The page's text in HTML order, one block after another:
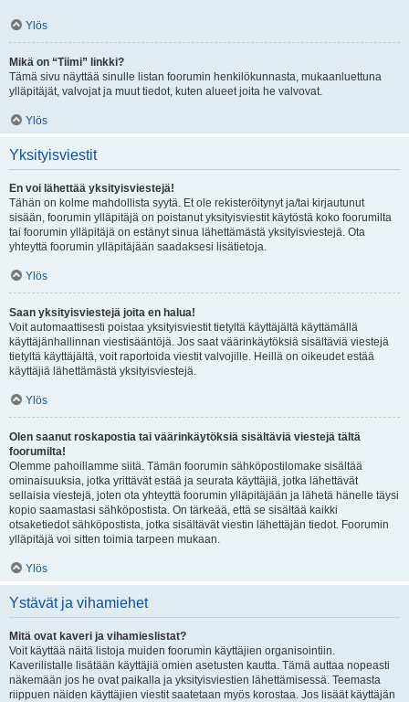
Ylös
Mikä on “Tiimi” linkki?
Tämä sivu näyttää sinulle listan foorumin henkilökunnasta, mukaanluettuna
ylläpitäjät, valvojat ja muut tiedot, kuten alueet joita he valvovat.
Ylös
Yksityisviestit
En voi lähettää yksityisviestejä!
Tähän on kolme mahdollista syytä. Et ole rekisteröitynyt ja/tai kirjautunut
sisään, foorumin ylläpitäjä on poistanut yksityisviestit käytöstä koko foorumilta
tai foorumin ylläpitäjä on estänyt sinua lähettämästä yksityisviestejä. Ota
yhteyttä foorumin ylläpitäjään saadaksesi lisätietoja.
Ylös
Saan yksityisviestejä joita en halua!
Voit automaattisesti poistaa yksityisviestit tietyltä käyttäjältä käyttämällä
käyttäjänhallinnan viestisääntöjä. Jos saat väärinkäytöksiä sisältäviä viestejä
tietyltä käyttäjältä, voit raportoida viestit valvojille. Heillä on oikeudet estää
käyttäjiä lähettämästä yksityisviestejä.
Ylös
Olen saanut roskapostia tai väärinkäytöksiä sisältäviä viestejä tältä
foorumilta!
Olemme pahoillamme siitä. Tämän foorumin sähköpostilomake sisältää
ominaisuuksia, jotka yrittävät estää ja seurata käyttäjiä, jotka lähettävät
sellaisia viestejä, joten ota yhteyttä foorumin ylläpitäjään ja lähetä hänelle täysi
kopio saamastasi sähköpostista. On tärkeää, että se sisältää kaikki
otsaketiedot sähköpostista, jotka sisältävät viestin lähettäjän tiedot. Foorumin
ylläpitäjä voi sitten toimia tarpeen mukaan.
Ylös
Ystävät ja vihamiehet
Mitä ovat kaveri ja vihamieslistat?
Voit käyttää näitä listoja muiden foorumin käyttäjien organisointiin.
Kaverilistalle lisätään käyttäjiä omien asetusten kautta. Tämä auttaa nopeasti
näkemään jos he ovat paikalla ja yksityisviestien lähettämisessä. Teemasta
riippuen näiden käyttäjien viestit saatetaan myös korostaa. Jos lisäät käyttäjän